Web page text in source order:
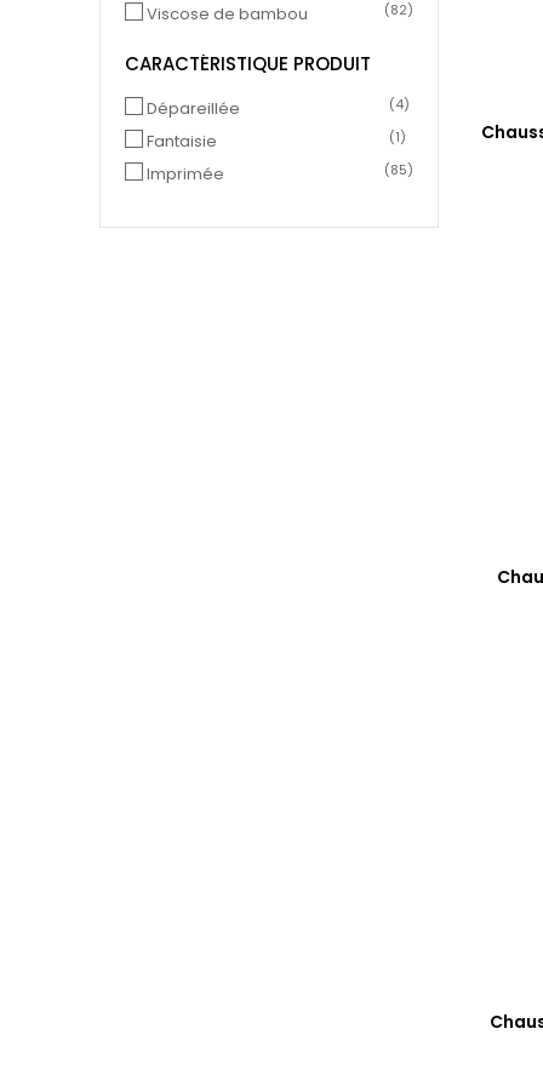
Viscose de bambou (82)
CARACTÉRISTIQUE PRODUIT
Dépareillée (4)
Fantaisie (1)
Imprimée (85)